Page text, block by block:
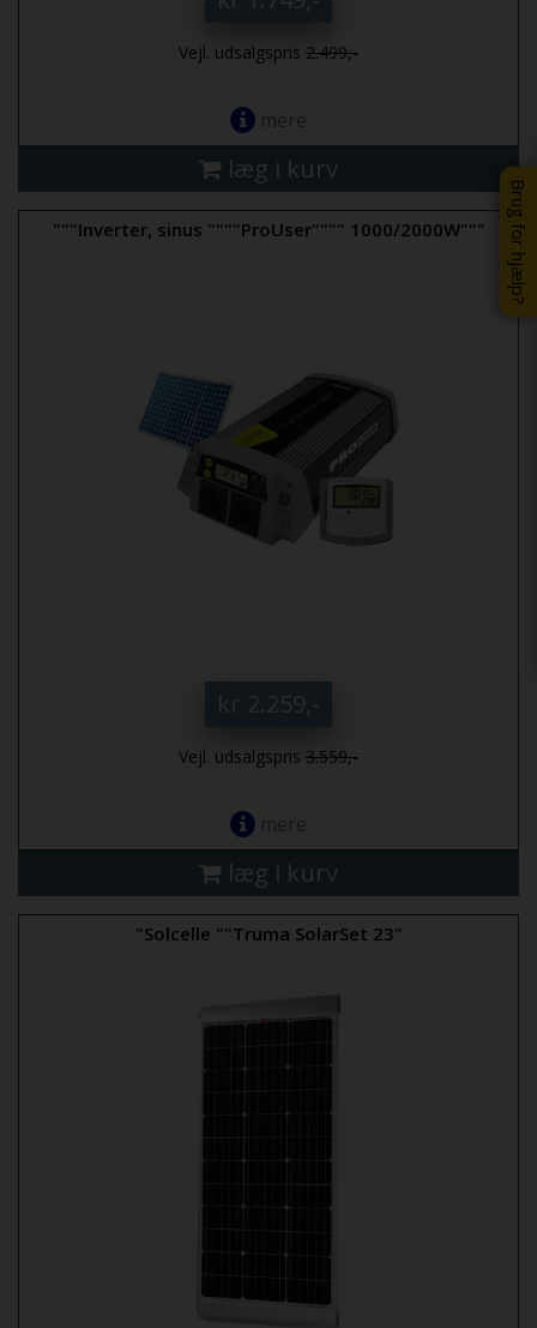
Brug for hjælp?
Vejl. udsalgspris 2.499,-
mere
læg i kurv
"""Inverter, sinus """"ProUser"""" 1000/2000W"""
kr 2.259,-
Vejl. udsalgspris 3.559,-
mere
læg i kurv
"Solcelle ""Truma SolarSet 23"